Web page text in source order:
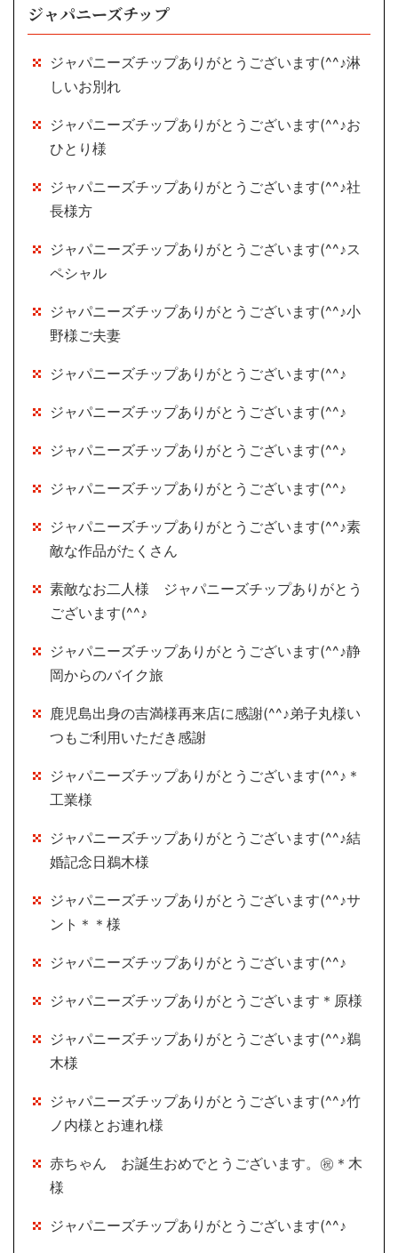
ジャパニーズチップ
ジャパニーズチップありがとうございます(^^♪淋
しいお別れ
ジャパニーズチップありがとうございます(^^♪お
ひとり様
ジャパニーズチップありがとうございます(^^♪社
長様方
ジャパニーズチップありがとうございます(^^♪ス
ペシャル
ジャパニーズチップありがとうございます(^^♪小
野様ご夫妻
ジャパニーズチップありがとうございます(^^♪
ジャパニーズチップありがとうございます(^^♪
ジャパニーズチップありがとうございます(^^♪
ジャパニーズチップありがとうございます(^^♪
ジャパニーズチップありがとうございます(^^♪素
敵な作品がたくさん
素敵なお二人様 ジャパニーズチップありがとう
ございます(^^♪
ジャパニーズチップありがとうございます(^^♪静
岡からのバイク旅
鹿児島出身の吉満様再来店に感謝(^^♪弟子丸様い
つもご利用いただき感謝
ジャパニーズチップありがとうございます(^^♪＊
工業様
ジャパニーズチップありがとうございます(^^♪結
婚記念日鵜木様
ジャパニーズチップありがとうございます(^^♪サ
ント＊＊様
ジャパニーズチップありがとうございます(^^♪
ジャパニーズチップありがとうございます＊原様
ジャパニーズチップありがとうございます(^^♪鵜
木様
ジャパニーズチップありがとうございます(^^♪竹
ノ内様とお連れ様
赤ちゃん お誕生おめでとうございます。㊗＊木
様
ジャパニーズチップありがとうございます(^^♪